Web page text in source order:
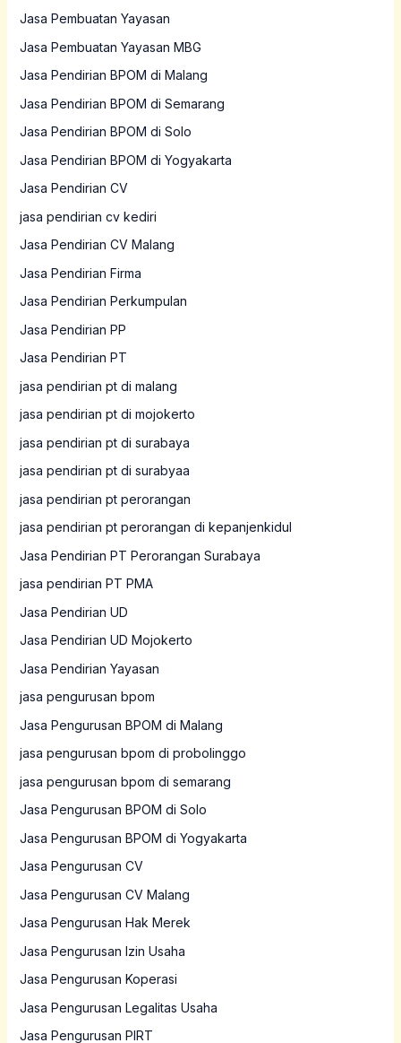
Jasa Pembuatan Yayasan
Jasa Pembuatan Yayasan MBG
Jasa Pendirian BPOM di Malang
Jasa Pendirian BPOM di Semarang
Jasa Pendirian BPOM di Solo
Jasa Pendirian BPOM di Yogyakarta
Jasa Pendirian CV
jasa pendirian cv kediri
Jasa Pendirian CV Malang
Jasa Pendirian Firma
Jasa Pendirian Perkumpulan
Jasa Pendirian PP
Jasa Pendirian PT
jasa pendirian pt di malang
jasa pendirian pt di mojokerto
jasa pendirian pt di surabaya
jasa pendirian pt di surabyaa
jasa pendirian pt perorangan
jasa pendirian pt perorangan di kepanjenkidul
Jasa Pendirian PT Perorangan Surabaya
jasa pendirian PT PMA
Jasa Pendirian UD
Jasa Pendirian UD Mojokerto
Jasa Pendirian Yayasan
jasa pengurusan bpom
Jasa Pengurusan BPOM di Malang
jasa pengurusan bpom di probolinggo
jasa pengurusan bpom di semarang
Jasa Pengurusan BPOM di Solo
Jasa Pengurusan BPOM di Yogyakarta
Jasa Pengurusan CV
Jasa Pengurusan CV Malang
Jasa Pengurusan Hak Merek
Jasa Pengurusan Izin Usaha
Jasa Pengurusan Koperasi
Jasa Pengurusan Legalitas Usaha
Jasa Pengurusan PIRT